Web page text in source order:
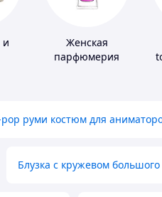
и
Женская
парфюмерия
pop руми костюм для
Блузка с кружевом